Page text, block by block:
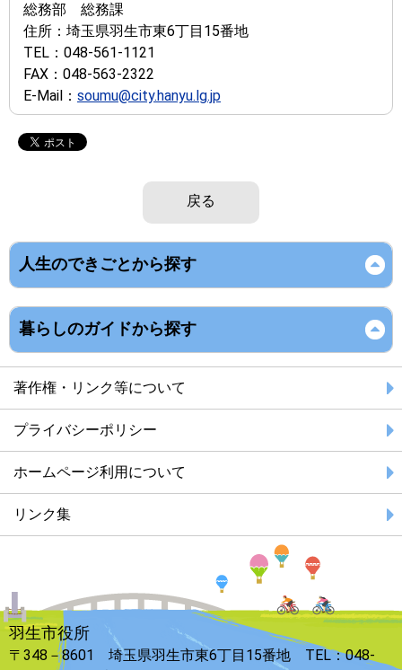
総務部 総務課
住所： 埼玉県羽生市東6丁目15番地
TEL： 048-561-1121
FAX： 048-563-2322
E-Mail： soumu@city.hanyu.lg.jp
戻る
人生のできごとから探す
暮らしのガイドから探す
著作権・リンク等について
プライバシーポリシー
ホームページ利用について
リンク集
羽生市役所
〒348－8601 埼玉県羽生市東6丁目15番地 TEL：048-